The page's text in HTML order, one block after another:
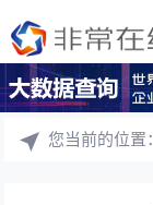
您当前的位